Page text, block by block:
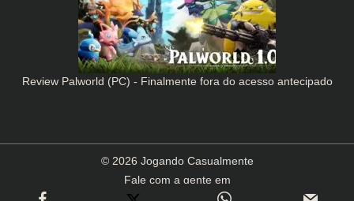
Review Palworld (PC) - Finalmente fora do acesso antecipado
© 2026 Jogando Casualmente
Fale com a gente em
contato(arroba)jogandocasualmente.com.br